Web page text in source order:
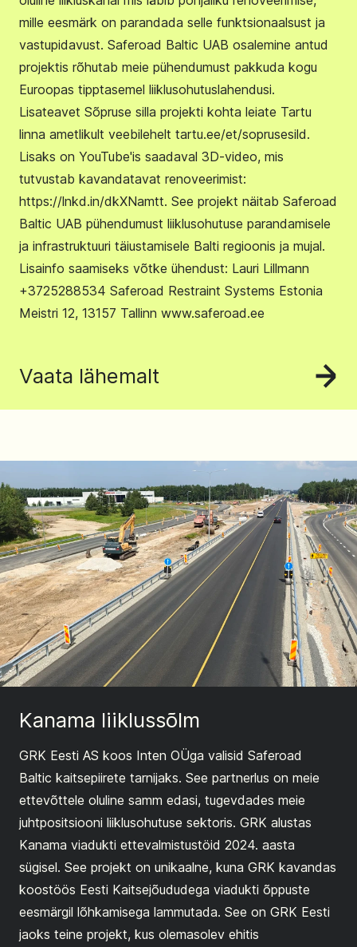
mille eesmärk on parandada selle funktsionaalsust ja
vastupidavust. Saferoad Baltic UAB osalemine antud
projektis rõhutab meie pühendumust pakkuda kogu
Euroopas tipptasemel liiklusohutuslahendusi.
Lisateavet Sõpruse silla projekti kohta leiate Tartu
linna ametlikult veebilehelt tartu.ee/et/soprusesild.
Lisaks on YouTube'is saadaval 3D-video, mis
tutvustab kavandatavat renoveerimist:
https://lnkd.in/dkXNamtt. See projekt näitab Saferoad
Baltic UAB pühendumust liiklusohutuse parandamisele
ja infrastruktuuri täiustamisele Balti regioonis ja mujal.
Lisainfo saamiseks võtke ühendust: Lauri Lillmann
+3725288534 Saferoad Restraint Systems Estonia
Meistri 12, 13157 Tallinn www.saferoad.ee
Vaata lähemalt
Kanama liiklussõlm
GRK Eesti AS koos Inten OÜga valisid Saferoad
Baltic kaitsepiirete tarnijaks. See partnerlus on meie
ettevõttele oluline samm edasi, tugevdades meie
juhtpositsiooni liiklusohutuse sektoris. GRK alustas
Kanama viadukti ettevalmistustöid 2024. aasta
sügisel. See projekt on unikaalne, kuna GRK kavandas
koostöös Eesti Kaitsejõududega viadukti õppuste
eesmärgil lõhkamisega lammutada. See on GRK Eesti
jaoks teine projekt, kus olemasolev ehitis